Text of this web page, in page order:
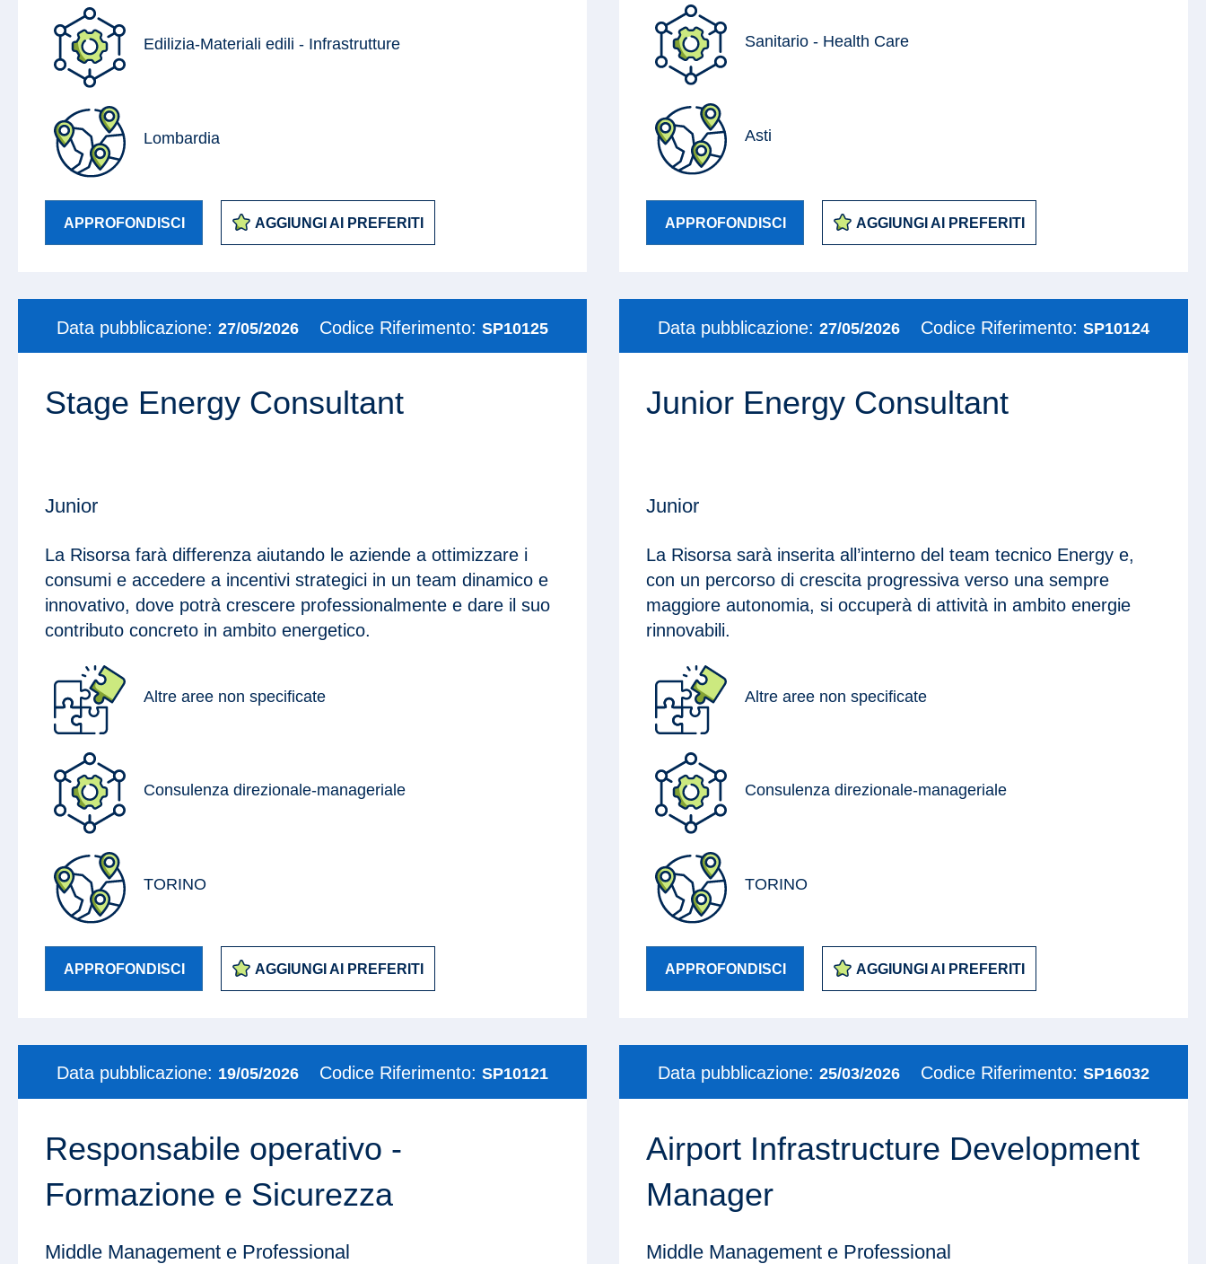
Edilizia-Materiali edili - Infrastrutture
Lombardia
APPROFONDISCI AGGIUNGI AI PREFERITI
Sanitario - Health Care
Asti
APPROFONDISCI AGGIUNGI AI PREFERITI
Data pubblicazione: 27/05/2026 Codice Riferimento: SP10125
Stage Energy Consultant
Junior
La Risorsa farà differenza aiutando le aziende a ottimizzare i
consumi e accedere a incentivi strategici in un team dinamico e
innovativo, dove potrà crescere professionalmente e dare il suo
contributo concreto in ambito energetico.
Altre aree non specificate
Consulenza direzionale-manageriale
TORINO
APPROFONDISCI AGGIUNGI AI PREFERITI
Data pubblicazione: 27/05/2026 Codice Riferimento: SP10124
Junior Energy Consultant
Junior
La Risorsa sarà inserita all’interno del team tecnico Energy e,
con un percorso di crescita progressiva verso una sempre
maggiore autonomia, si occuperà di attività in ambito energie
rinnovabili.
Altre aree non specificate
Consulenza direzionale-manageriale
TORINO
APPROFONDISCI AGGIUNGI AI PREFERITI
Data pubblicazione: 19/05/2026 Codice Riferimento: SP10121
Responsabile operativo -
Formazione e Sicurezza
Middle Management e Professional
Data pubblicazione: 25/03/2026 Codice Riferimento: SP16032
Airport Infrastructure Development
Manager
Middle Management e Professional